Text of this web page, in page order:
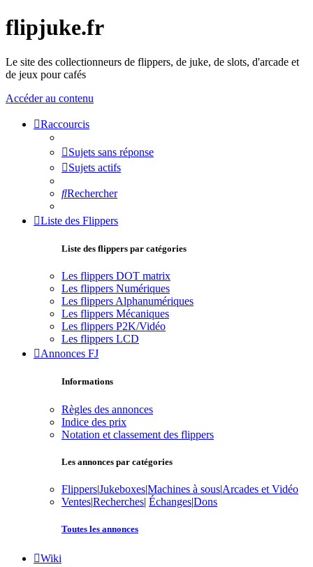
flipjuke.fr
Le site des collectionneurs de flippers, de juke, de slots, d'arcade et
de jeux pour cafés
Accéder au contenu
Raccourcis
Sujets sans réponse
Sujets actifs
Rechercher
Liste des Flippers
Liste des flippers par catégories
Les flippers DOT matrix
Les flippers Numériques
Les flippers Alphanumériques
Les flippers Mécaniques
Les flippers P2K/Vidéo
Les flippers LCD
Annonces FJ
Informations
Règles des annonces
Indice des prix
Notation et classement des flippers
Les annonces par catégories
Flippers|Jukeboxes|Machines à sous|Arcades et Vidéo
Ventes|Recherches| Échanges|Dons
Toutes les annonces
Wiki